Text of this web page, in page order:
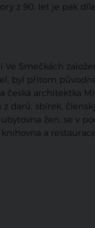
z 90. let je pak
Smečkách
byl přitom
česká architektka
darů, sbírek,
žen, se v
a